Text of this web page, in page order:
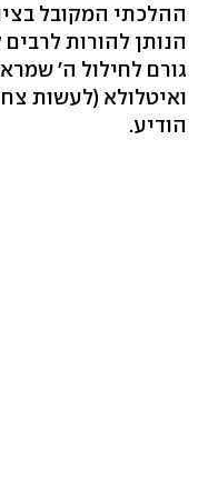
ההלכתי המקובל
הנותן להורות
גורם לחילול ה'
ואיטלולא (לעשות
הודיע.